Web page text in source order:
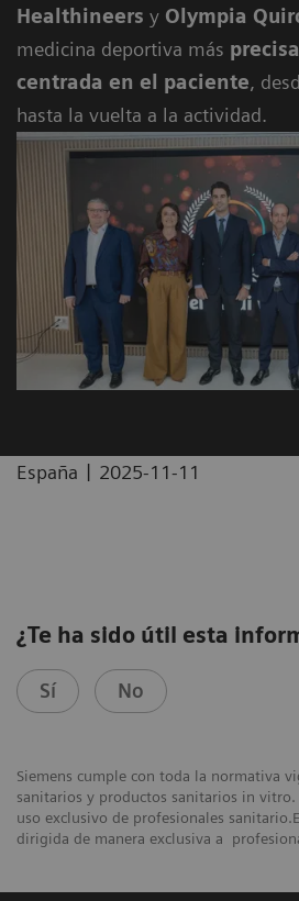
Healthineers y Olympia
medicina deportiva más
centrada en el paciente,
hasta la vuelta a la actividad.
España | 2025-11-11
¿Te ha sido útil esta
Sí No
Siemens cumple con toda la normativa
sanitarios y productos sanitarios in
uso exclusivo de profesionales
dirigida de manera exclusiva a